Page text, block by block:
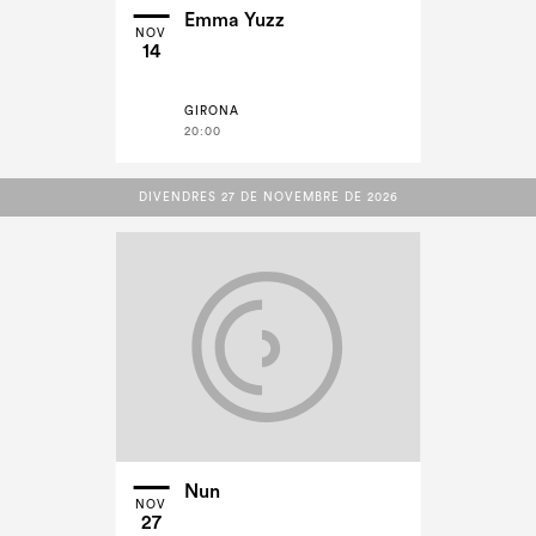
NOV
14
Emma Yuzz
GIRONA
20:00
DIVENDRES 27 DE NOVEMBRE DE 2026
DIVENDRES 27 DE NOVEMBRE DE 2026
NOV
27
Nun